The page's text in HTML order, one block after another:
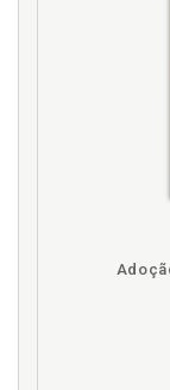
Plenitude
Puerpério,
nomes não
tantos
chegada dos